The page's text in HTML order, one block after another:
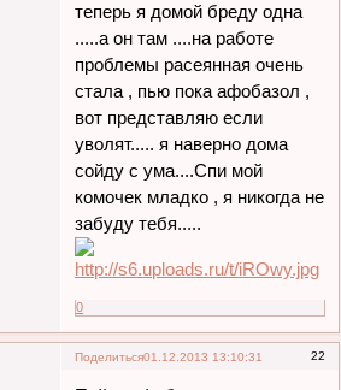
теперь я домой бреду одна
.....а он там ....на работе
проблемы расеянная очень
стала , пью пока афобазол ,
вот представляю если
уволят..... я наверно дома
сойду с ума....Спи мой
комочек младко , я никогда не
забуду тебя.....
0
Поделиться 22
01.12.2013 13:10:31